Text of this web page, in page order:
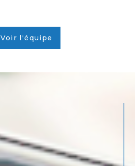
Voir l'équipe